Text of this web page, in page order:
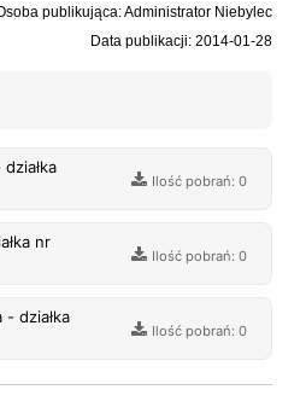
publikująca: Administrator Niebylec
Data publikacji: 2014-01-28
Ilość pobrań: 0
nr
Ilość pobrań: 0
działka
Ilość pobrań: 0